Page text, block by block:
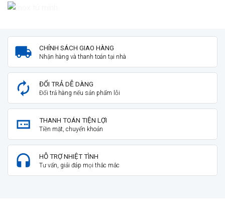
CHÍNH SÁCH GIAO HÀNG
Nhận hàng và thanh toán tại nhà
ĐỔI TRẢ DỄ DÀNG
Đổi trả hàng nếu sản phẩm lỗi
THANH TOÁN TIỆN LỢI
Tiền mặt, chuyển khoản
HỖ TRỢ NHIỆT TÌNH
Tư vấn, giải đáp mọi thắc mắc